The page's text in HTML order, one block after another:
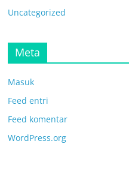
Uncategorized
Meta
Masuk
Feed entri
Feed komentar
WordPress.org